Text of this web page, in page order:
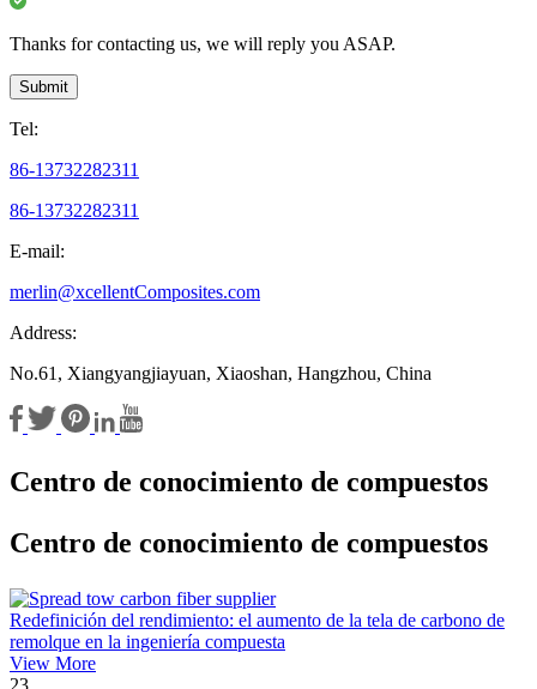
Thanks for contacting us, we will reply you ASAP.
Submit
Tel:
86-13732282311
86-13732282311
E-mail:
merlin@xcellentComposites.com
Address:
No.61, Xiangyangjiayuan, Xiaoshan, Hangzhou, China
Centro de conocimiento de compuestos
Centro de conocimiento de compuestos
Redefinición del rendimiento: el aumento de la tela de carbono de
remolque en la ingeniería compuesta
View More
23